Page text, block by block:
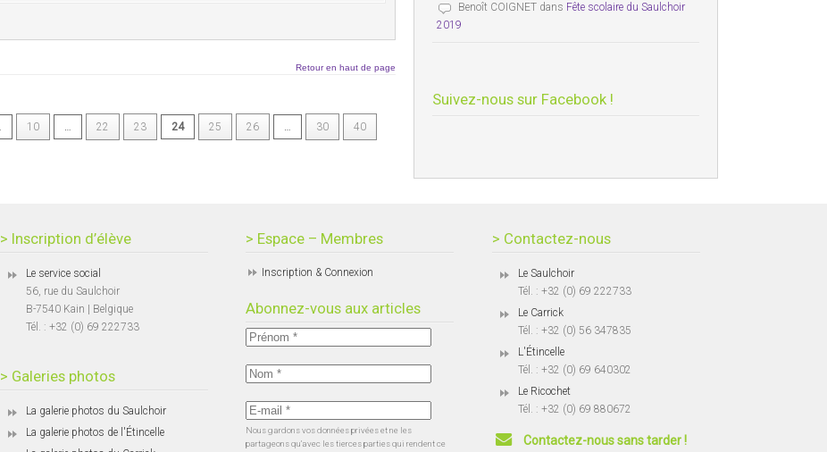
Retour en haut de page
10 22 23 24 25 26 30 40
Benoît COIGNET dans Fête scolaire du Saulchoir
2019
Suivez-nous sur Facebook !
> Inscription d’élève
Le service social
56, rue du Saulchoir
B-7540 Kain | Belgique
Tél. : +32 (0) 69 222733
> Galeries photos
La galerie photos du Saulchoir
La galerie photos de l'Étincelle
> Espace – Membres
Inscription & Connexion
Abonnez-vous aux articles
Nous gardons vos données privées et ne les
partageons qu’avec les tierces parties qui rendent ce
> Contactez-nous
Le Saulchoir
Tél. : +32 (0) 69 222733
Le Carrick
Tél. : +32 (0) 56 347835
L'Étincelle
Tél. : +32 (0) 69 640302
Le Ricochet
Tél. : +32 (0) 69 880672
Contactez-nous sans tarder !